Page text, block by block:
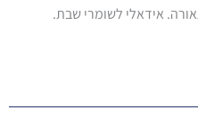
אידאלי לשומרי שבת.